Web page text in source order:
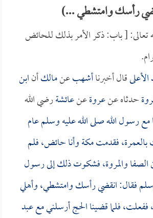
رأسك وامتشطي ...)
تعالى: [ باب: ذكر الأمر بذلك للحائض
قال أخبرناأشهبعنمالكأنابن
حدثاه عنعروةعنعائشةرضي الله
رسول الله صلى الله عليه وسلم عام
فقدمت مكة وأنا حائض، فلم
الصفا والمروة، فشكوت ذلك إلى رسول
فقال: انقضي رأسك وامتشطي، وأهلي
ففعلت، فلما قضينا الحج أرسلني مععبد